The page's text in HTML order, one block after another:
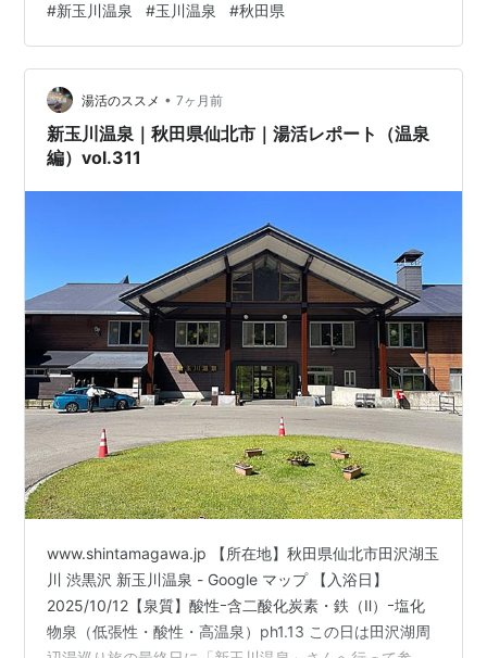
らを予約しました。 旅行当日は連休初日だったので、東
北道は予想通り所々渋滞あり。 福島県では事故で一区間
通行止めになり、一旦一般道に降りたりと、予定より2時
間かかって秋田県にある新玉川温泉に到着しました。 新
玉川温泉 肌寒くて、辺りにはまだ雪が沢山残っていてビ
ックリ！ お部屋にあったお茶菓…
#新玉川温泉 #玉川温泉 #秋田県
湯活のススメ • 7ヶ月前
新玉川温泉｜秋田県仙北市｜湯活レポート（温泉
編）vol.311
www.shintamagawa.jp 【所在地】秋田県仙北市田沢湖玉
川 渋黒沢 新玉川温泉 - Google マップ 【入浴日】
2025/10/12【泉質】酸性ｰ含二酸化炭素・鉄（Ⅱ）ｰ塩化
物泉（低張性・酸性・高温泉）ph1.13 この日は田沢湖周